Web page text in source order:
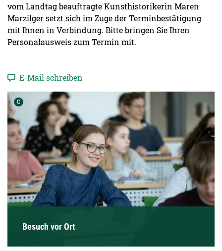
vom Landtag beauftragte Kunsthistorikerin Maren
Marzilger setzt sich im Zuge der Terminbestätigung
mit Ihnen in Verbindung. Bitte bringen Sie Ihren
Personalausweis zum Termin mit.
E-Mail schreiben
C Urheber der Grafik:
Besuch vor Ort